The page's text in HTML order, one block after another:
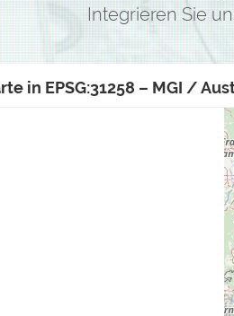
Integrieren Sie
in EPSG:31258 – MGI /